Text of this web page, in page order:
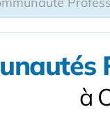
à